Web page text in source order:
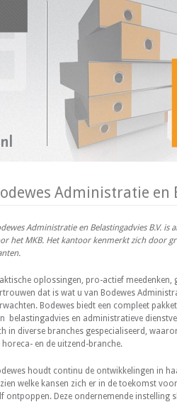
Administratie en
Administratie en Belastingadvies B.V.
het MKB. Het kantoor kenmerkt zich door
oplossingen, pro-actief
dat is wat u van Bodewes
Bodewes biedt een compleet
belastingadvies en administratieve
in diverse branches gespecialiseerd,
horeca- en de uitzend-branche.
houdt continu de ontwikkelingen in
welke kansen zich er in de toekomst
ontpoppen. Deze ondernemende instelling